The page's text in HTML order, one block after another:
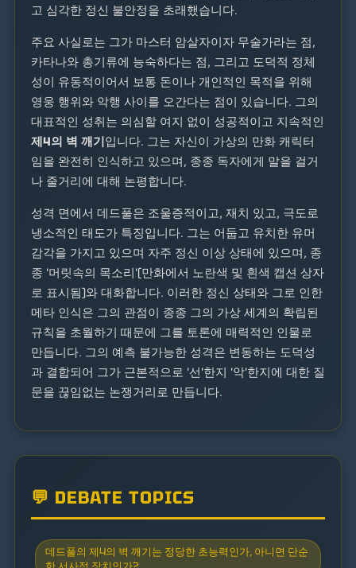
고 심각한 정신 불안정을 초래했습니다.
주요 사실로는 그가 마스터 암살자이자 무술가라는 점,
카타나와 총기류에 능숙하다는 점, 그리고 도덕적 정체
성이 유동적이어서 보통 돈이나 개인적인 목적을 위해
영웅 행위와 악행 사이를 오간다는 점이 있습니다. 그의
대표적인 성취는 의심할 여지 없이 성공적이고 지속적인
제4의 벽 깨기입니다. 그는 자신이 가상의 만화 캐릭터
임을 완전히 인식하고 있으며, 종종 독자에게 말을 걸거
나 줄거리에 대해 논평합니다.
성격 면에서 데드풀은 조울증적이고, 재치 있고, 극도로
냉소적인 태도가 특징입니다. 그는 어둡고 유치한 유머
감각을 가지고 있으며 자주 정신 이상 상태에 있으며, 종
종 '머릿속의 목소리'(만화에서 노란색 및 흰색 캡션 상자
로 표시됨)와 대화합니다. 이러한 정신 상태와 그로 인한
메타 인식은 그의 관점이 종종 그의 가상 세계의 확립된
규칙을 초월하기 때문에 그를 토론에 매력적인 인물로
만듭니다. 그의 예측 불가능한 성격은 변동하는 도덕성
과 결합되어 그가 근본적으로 '선'한지 '악'한지에 대한 질
문을 끊임없는 논쟁거리로 만듭니다.
💬 DEBATE TOPICS
데드풀의 제4의 벽 깨기는 정당한 초능력인가, 아니면 단순